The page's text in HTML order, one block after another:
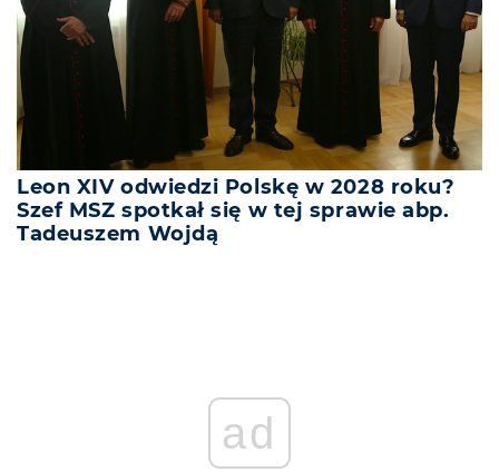
Leon XIV odwiedzi Polskę w 2028 roku?
Szef MSZ spotkał się w tej sprawie abp.
Tadeuszem Wojdą
ad